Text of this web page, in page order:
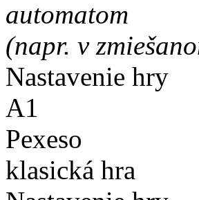
automatom
(napr. v
Nastavenie hry
A1
Pexeso
klasická hra